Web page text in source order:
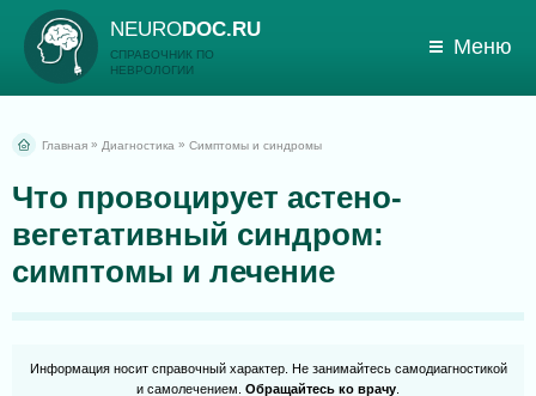
NEURODOC.RU
СПРАВОЧНИК ПО
НЕВРОЛОГИИ
Меню
Главная » Диагностика » Симптомы и синдромы
Что провоцирует астено-
вегетативный синдром:
симптомы и лечение
Информация носит справочный характер. Не занимайтесь самодиагностикой
и самолечением. Обращайтесь ко врачу